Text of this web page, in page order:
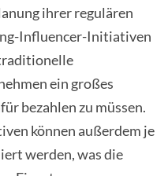
ihrer regulären
Influencer-Initiativen
ein großes
bezahlen zu müssen.
können außerdem je
werden, was die